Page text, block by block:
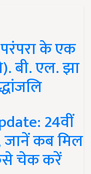
के एक
बी. एल. झा
24वीं
जानें कब मिल
चेक करें